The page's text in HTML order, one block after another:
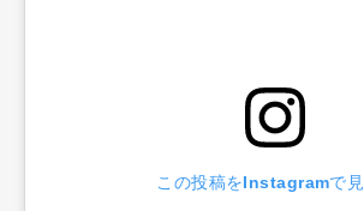
この投稿をInstagramで見